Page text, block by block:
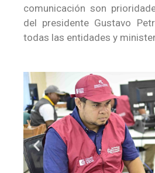
comunicación son
del presidente Gustavo
todas las entidades y